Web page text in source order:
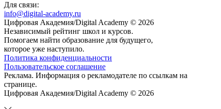
Для связи:
info@digital-academy.ru
Цифровая Академия/Digital Academy © 2026
Независимый рейтинг школ и курсов.
Помогаем найти образование для будущего,
которое уже наступило.
Политика конфиденциальности
Пользовательское соглашение
Реклама. Информация о рекламодателе по ссылкам на
странице.
Цифровая Академия/Digital Academy © 2026